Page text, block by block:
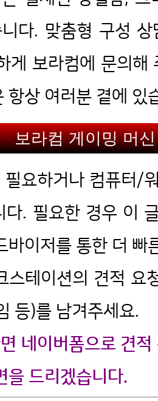
다. 맞춤형 구성
게 보라컴에 문의
항상 여러분 곁에 있
보라컴 게이밍 머
필요하거나 컴퓨터/
다. 필요한 경우 이
바이저를 통한 더 빠
테이션의 견적 요
등)를 남겨주세요.
네이버폼으로 견적
을 드리겠습니다.